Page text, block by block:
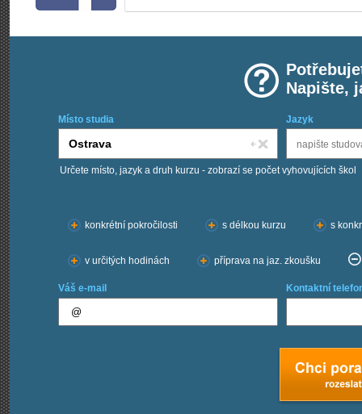
Napište,
Místo studia Jazyk
Určete místo, jazyk a druh kurzu - zobrazí se počet vyhovujících škol
konkrétní pokročilosti
s délkou kurzu s
v určitých hodinách příprava na jaz. zkoušku
Váš e-mail Kontaktní